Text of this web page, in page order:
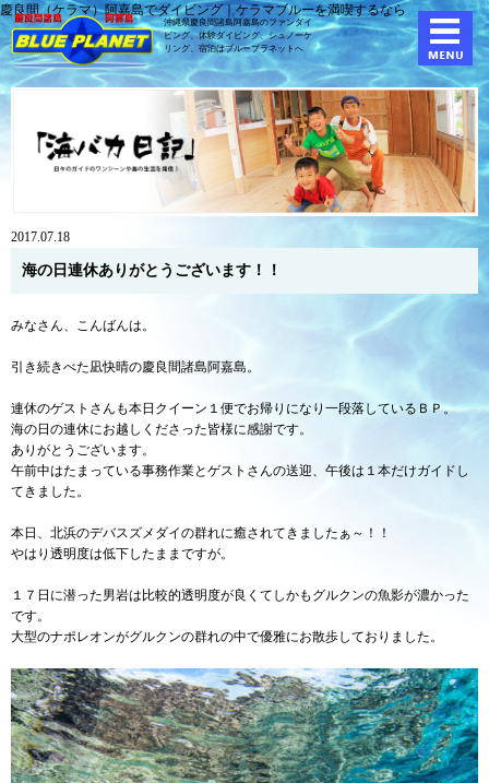
慶良間（ケラマ）阿嘉島でダイビング｜ケラマブルーを満喫するなら
沖縄県慶良間諸島阿嘉島のファンダイ
ビング、体験ダイビング、シュノーケ
リング、宿泊はブループラネットへ
2017.07.18
海の日連休ありがとうございます！！
みなさん、こんばんは。
引き続きべた凪快晴の慶良間諸島阿嘉島。
連休のゲストさんも本日クイーン１便でお帰りになり一段落しているＢＰ。
海の日の連休にお越しくださった皆様に感謝です。
ありがとうございます。
午前中はたまっている事務作業とゲストさんの送迎、午後は１本だけガイドし
てきました。
本日、北浜のデバスズメダイの群れに癒されてきましたぁ～！！
やはり透明度は低下したままですが。
１７日に潜った男岩は比較的透明度が良くてしかもグルクンの魚影が濃かった
です。
大型のナポレオンがグルクンの群れの中で優雅にお散歩しておりました。